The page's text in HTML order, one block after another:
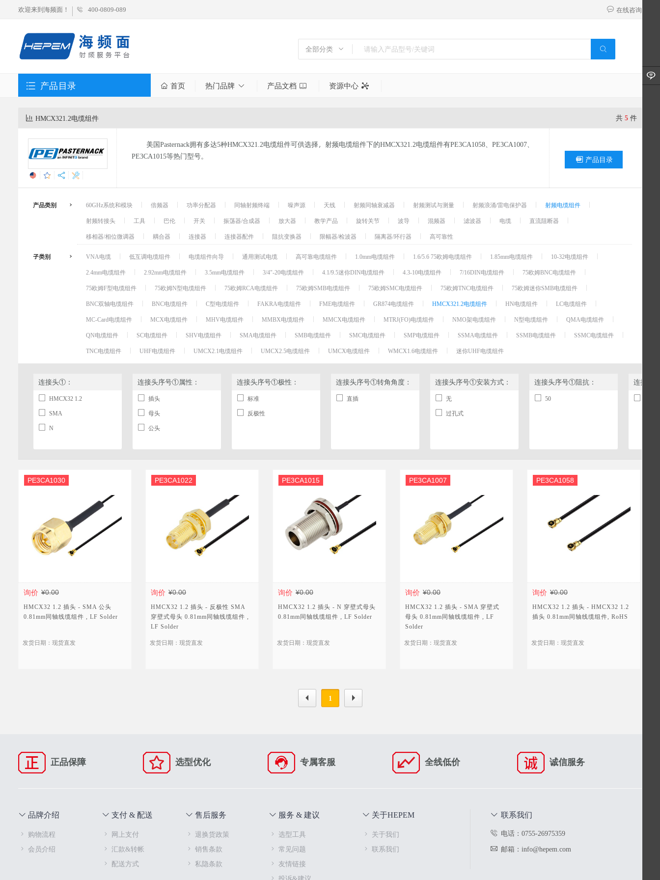
欢迎来到海频面！ 400-0809-089 在线咨询
全部分类
射频同轴衰减器
射频转接头
工具
巴伦
振荡器/合成器
放大器
混频器
滤波器
耦合器
T型偏置器 Bias Tee
环形器
检测器
均衡器
硬件
匹配板
相位微调器
旋转接头
短路器
负载端子
产品目录 首页 热门品牌 产品文档 资源中心
HMCX321.2电缆组件 共 5 件
美国Pasternack拥有多达5种HMCX321.2电缆组件可供选择，射频电缆组件下的HMCX321.2电缆组件有PE3CA1058、PE3CA1007、
PE3CA1015等热门型号。
产品目录
产品类别 60GHz系统和模块 倍频器 功率分配器 同轴射频终端 噪声源 天线 射频同轴衰减器 射频测试与测量 射频浪涌/雷电保护器
射频电缆组件
射频转接头
工具 巴伦 开关 振荡器/合成器 放大器 教学产品 旋转关节 波导 混频器 滤波器 电缆
直流阻断器
移相器/相位微调器
耦合器 连接器 连接器配件 阻抗变换器 限幅器/检波器 隔离器/环行器 高可靠性
子类别 VNA电缆 低互调电缆组件 电缆组件向导 通用测试电缆 高可靠电缆组件 1.0mm电缆组件 1.6/5.6 75欧姆电缆组件 1.85mm电缆组件
10-32电缆组件
2.4mm电缆组件
2.92mm电缆组件 3.5mm电缆组件 3/4"-20电缆组件 4.1/9.5迷你DIN电缆组件 4.3-10电缆组件 7/16DIN电缆组件
75欧姆BNC电缆组件
75欧姆F型电缆组件
75欧姆N型电缆组件 75欧姆RCA电缆组件 75欧姆SMB电缆组件 75欧姆SMC电缆组件 75欧姆TNC电缆组件
75欧姆迷你SMB电缆组件
BNC双轴电缆组件
BNC电缆组件 C型电缆组件 FAKRA电缆组件 FME电缆组件 GR874电缆组件 HMCX321.2电缆组件 HN电缆组件
LC电缆组件
MC-Card电缆组件
MCX电缆组件 MHV电缆组件 MMBX电缆组件 MMCX电缆组件 MTRJ(FO)电缆组件 NMO架电缆组件 N型电缆组件
QMA电缆组件
QN电缆组件
SC电缆组件 SHV电缆组件 SMA电缆组件 SMB电缆组件 SMC电缆组件 SMP电缆组件 SSMA电缆组件 SSMB电缆组件
SSMC电缆组件
TNC电缆组件
UHF电缆组件 UMCX2.1电缆组件 UMCX2.5电缆组件 UMCX电缆组件 WMCX1.6电缆组件 迷你UHF电缆组件
连接头①：
HMCX32 1.2
SMA
N
连接头序号①属性：
插头
母头
公头
连接头序号①极性：
标准
反极性
连接头序号①转角角度：
直插
连接头序号①安装方式：
无
过孔式
连接头序号①阻抗：
50
连接头
询价 ¥0.00
PE3CA1030
HMCX32 1.2 插头 - SMA 公头
0.81mm同轴线缆组件 , LF Solder
发货日期：现货直发
询价 ¥0.00
PE3CA1022
HMCX32 1.2 插头 - 反极性 SMA
穿壁式母头 0.81mm同轴线缆组件 ,
LF Solder
发货日期：现货直发
询价 ¥0.00
PE3CA1015
HMCX32 1.2 插头 - N 穿壁式母头
0.81mm同轴线缆组件 , LF Solder
发货日期：现货直发
询价 ¥0.00
PE3CA1007
HMCX32 1.2 插头 - SMA 穿壁式
母头 0.81mm同轴线缆组件 , LF
Solder
发货日期：现货直发
询价 ¥0.00
PE3CA1058
HMCX32 1.2 插头 - HMCX32 1.2
插头 0.81mm同轴线缆组件, RoHS
发货日期：现货直发
1
正品保障 选型优化 专属客服 全线低价 诚信服务
品牌介绍
购物流程
会员介绍
支付 & 配送
网上支付
汇款&转帐
配送方式
售后服务
退换货政策
销售条款
私隐条款
服务 & 建议
选型工具
常见问题
友情链接
关于HEPEM
关于我们
联系我们
联系我们
电话：0755-26975359
邮箱：info@hepem.com